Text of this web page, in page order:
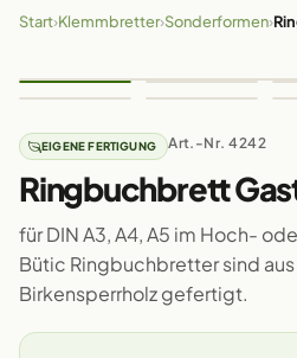
Start›Klemmbretter›Sonderformen›
EIGENE FERTIGUNG Art.-Nr. 4242
Ringbuchbrett
für DIN A3, A4, A5 im Hoch-
Bütic Ringbuchbretter sind
Birkensperrholz gefertigt.